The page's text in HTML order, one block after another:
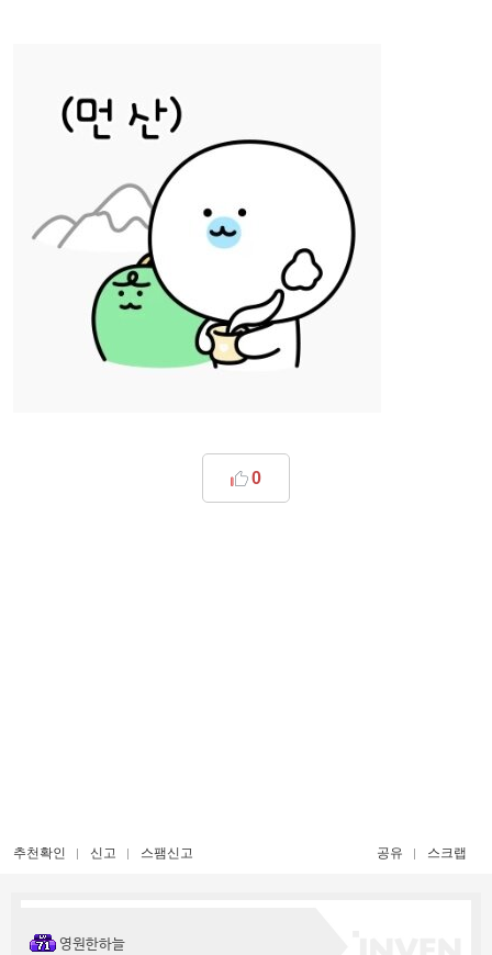
0
추천확인 신고 스팸신고 공유 스크랩
영원한하늘